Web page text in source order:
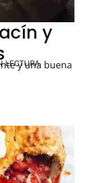
y
LECTURA
y una buena